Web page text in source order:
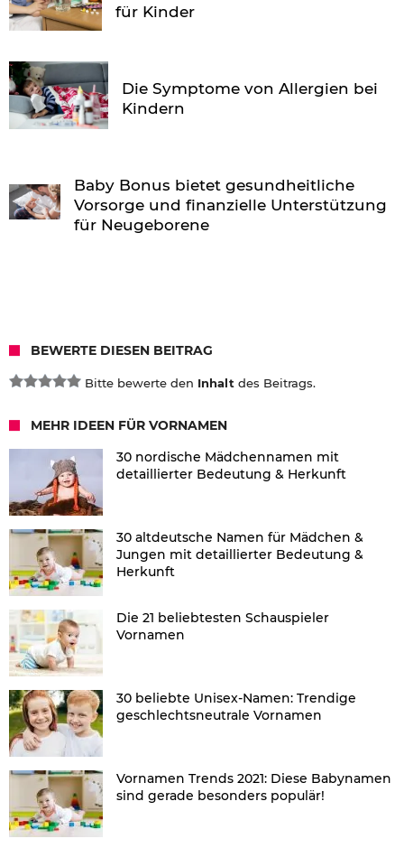
für Kinder
Die Symptome von Allergien bei
Kindern
Baby Bonus bietet gesundheitliche
Vorsorge und finanzielle Unterstützung
für Neugeborene
BEWERTE DIESEN BEITRAG
Bitte bewerte den Inhalt des Beitrags.
MEHR IDEEN FÜR VORNAMEN
30 nordische Mädchennamen mit
detaillierter Bedeutung & Herkunft
30 altdeutsche Namen für Mädchen &
Jungen mit detaillierter Bedeutung &
Herkunft
Die 21 beliebtesten Schauspieler
Vornamen
30 beliebte Unisex-Namen: Trendige
geschlechtsneutrale Vornamen
Vornamen Trends 2021: Diese Babynamen
sind gerade besonders populär!